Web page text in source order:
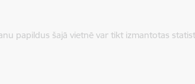
papildus šajā vietnē var tikt izmantotas